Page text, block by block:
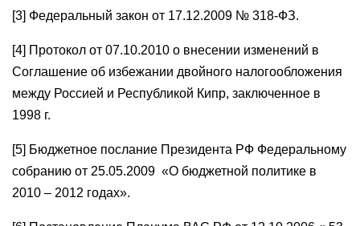
[3] Федеральный закон от 17.12.2009 № 318-ФЗ.
[4] Протокол от 07.10.2010 о внесении изменений в
Соглашение об избежании двойного налогообложения
между Россией и Республикой Кипр, заключенное в
1998 г.
[5] Бюджетное послание Президента РФ Федеральному
собранию от 25.05.2009 «О бюджетной политике в
2010 – 2012 годах».